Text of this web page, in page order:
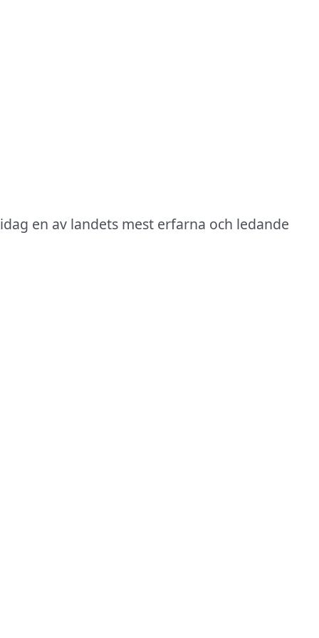
en av landets mest erfarna och ledande